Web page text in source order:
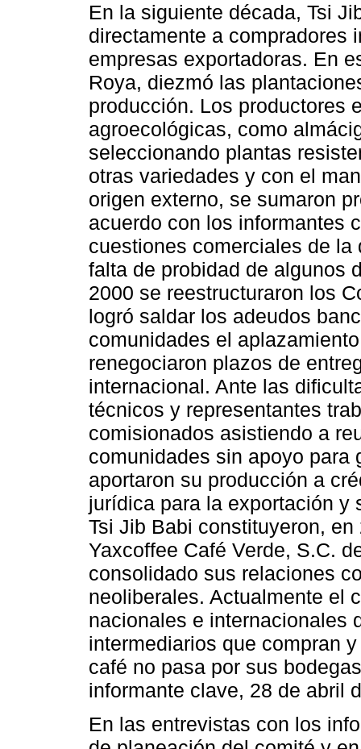
En la siguiente década, Tsi
directamente a compradores
empresas exportadoras. En
Roya, diezmó las
producción. Los productores
agroecológicas, como
seleccionando plantas
otras variedades y con el
origen externo, se sumaron
acuerdo con los informantes
cuestiones comerciales de
falta de probidad de algunos
2000 se reestructuraron los
logró saldar los adeudos
comunidades el
renegociaron plazos de
internacional. Ante las
técnicos y representantes
comisionados asistiendo a
comunidades sin apoyo para
aportaron su producción a
jurídica para la exportación y
Tsi Jib Babi constituyeron,
Yaxcoffee Café Verde, S.C.
consolidado sus relaciones
neoliberales. Actualmente el
nacionales e internacionales
intermediarios que compran
café no pasa por sus
informante clave, 28 de abril
En las entrevistas con los